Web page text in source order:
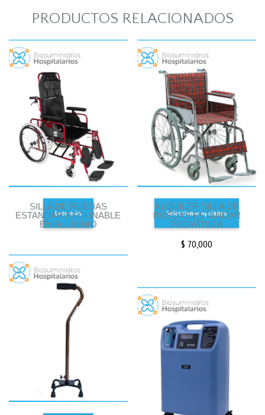
PRODUCTOS RELACIONADOS
SILLA DE RUEDAS
ESTANDAR RECLINABLE
EN ALUMINIO
Leer más
ALQUILER SILLA DE
RUEDAS ESTANDAR
PEDIATRICA
$ 70,000
Seleccionar opciones